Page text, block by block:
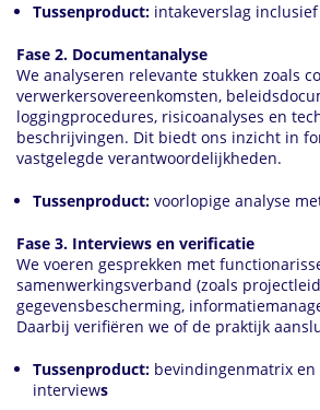
Tussenproduct: intakeverslag
Fase 2. Documentanalyse
We analyseren relevante stukken zoals
verwerkersovereenkomsten,
loggingprocedures, risicoanalyses en
beschrijvingen. Dit biedt ons inzicht in
vastgelegde verantwoordelijkheden.
Tussenproduct: voorlopige analyse
Fase 3. Interviews en verificatie
We voeren gesprekken met
samenwerkingsverband (zoals
gegevensbescherming,
Daarbij verifiëren we of de praktijk
Tussenproduct: bevindingenmatrix
interviews